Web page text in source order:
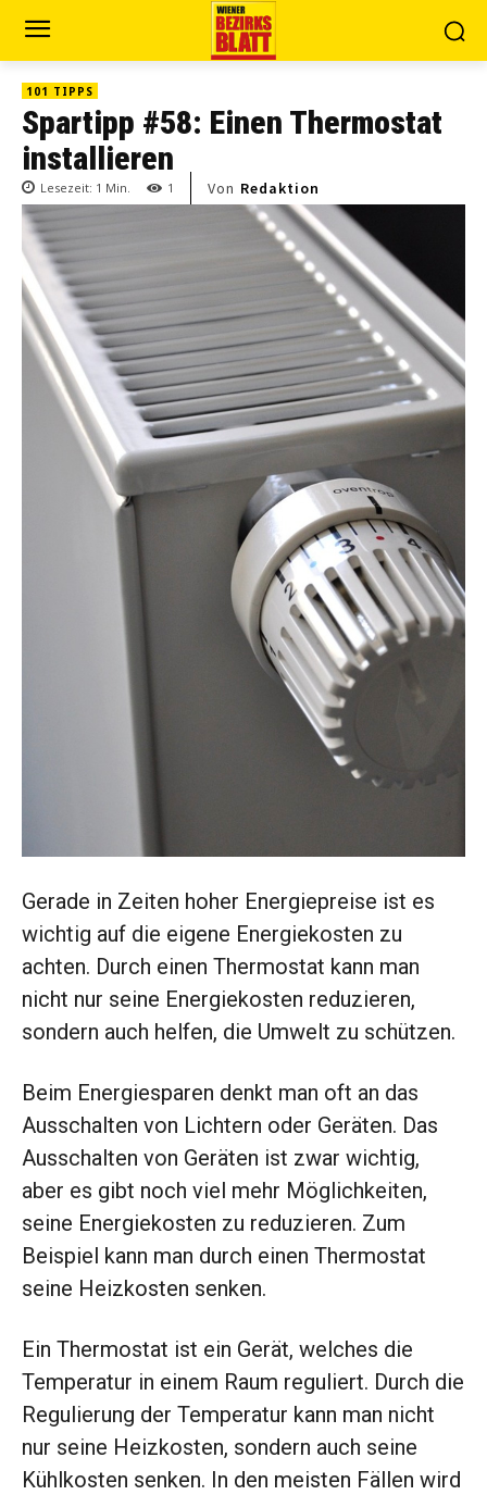
101 TIPPS
Spartipp #58: Einen Thermostat
installieren
Lesezeit: 1 Min. 1 Von Redaktion
Gerade in Zeiten hoher Energiepreise ist es
wichtig auf die eigene Energiekosten zu
achten. Durch einen Thermostat kann man
nicht nur seine Energiekosten reduzieren,
sondern auch helfen, die Umwelt zu schützen.
Beim Energiesparen denkt man oft an das
Ausschalten von Lichtern oder Geräten. Das
Ausschalten von Geräten ist zwar wichtig,
aber es gibt noch viel mehr Möglichkeiten,
seine Energiekosten zu reduzieren. Zum
Beispiel kann man durch einen Thermostat
seine Heizkosten senken.
Ein Thermostat ist ein Gerät, welches die
Temperatur in einem Raum reguliert. Durch die
Regulierung der Temperatur kann man nicht
nur seine Heizkosten, sondern auch seine
Kühlkosten senken. In den meisten Fällen wird